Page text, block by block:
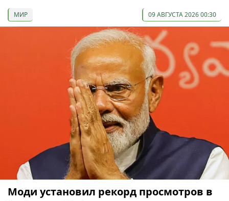
МИР 09 АВГУСТА 2026 00:30
Моди установил рекорд просмотров в